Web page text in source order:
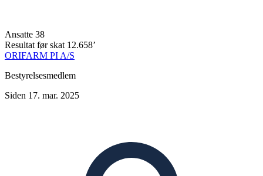
Ansatte 38
Resultat før skat 12.658’
ORIFARM PI A/S
Bestyrelsesmedlem
Siden 17. mar. 2025